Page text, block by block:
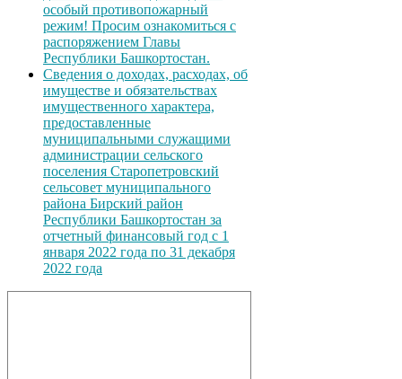
особый противопожарный
режим! Просим ознакомиться с
распоряжением Главы
Республики Башкортостан.
Сведения о доходах, расходах, об
имуществе и обязательствах
имущественного характера,
предоставленные
муниципальными служащими
администрации сельского
поселения Старопетровский
сельсовет муниципального
района Бирский район
Республики Башкортостан за
отчетный финансовый год с 1
января 2022 года по 31 декабря
2022 года